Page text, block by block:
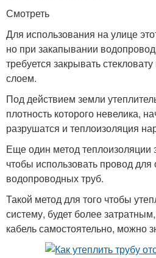
Смотреть
Для использования на улице
но при закапывании
требуется закрывать
слоем.
Под действием земли
плотность которого невелика,
разрушатся и теплоизоляция
Еще один метод теплоизоляции
чтобы использовать провод для
водопроводных труб.
Такой метод для того чтобы
систему, будет более
кабель самостоятельно, можно